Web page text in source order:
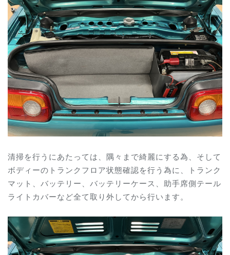
清掃を行うにあたっては、隅々まで綺麗にする為、そして
ボディーのトランクフロア状態確認を行う為に、トランク
マット、バッテリー、バッテリーケース、助手席側テール
ライトカバーなど全て取り外してから行います。